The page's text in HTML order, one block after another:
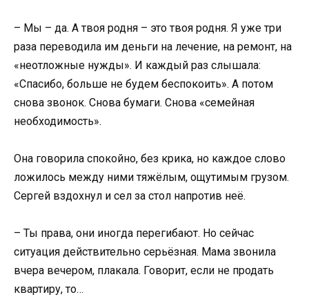
– Мы – да. А твоя родня – это твоя родня. Я уже три
раза переводила им деньги на лечение, на ремонт, на
«неотложные нужды». И каждый раз слышала:
«Спасибо, больше не будем беспокоить». А потом
снова звонок. Снова бумаги. Снова «семейная
необходимость».
Она говорила спокойно, без крика, но каждое слово
ложилось между ними тяжёлым, ощутимым грузом.
Сергей вздохнул и сел за стол напротив неё.
– Ты права, они иногда перегибают. Но сейчас
ситуация действительно серьёзная. Мама звонила
вчера вечером, плакала. Говорит, если не продать
квартиру, то…